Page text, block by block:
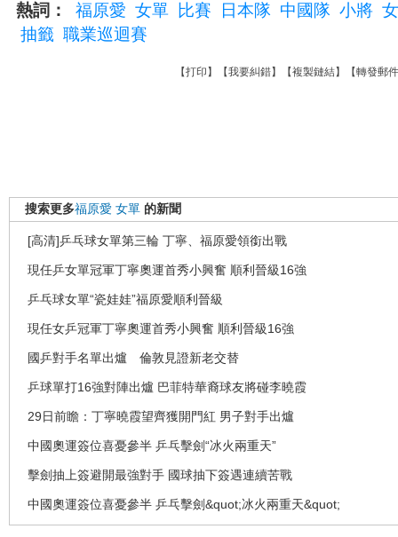
熱詞： 福原愛 女單 比賽 日本隊 中國隊 小將
抽籤 職業巡迴賽
【打印 】【我要糾錯】【複製鏈結】【轉發郵件
搜索更多福原愛 女單 的新聞
[高清]乒乓球女單第三輪 丁寧、福原愛領銜出戰
現任乒女單冠軍丁寧奧運首秀小興奮 順利晉級16強
乒乓球女單“瓷娃娃”福原愛順利晉級
現任女乒冠軍丁寧奧運首秀小興奮 順利晉級16強
國乒對手名單出爐 倫敦見證新老交替
乒球單打16強對陣出爐 巴菲特華裔球友將碰李曉霞
29日前瞻：丁寧曉霞望齊獲開門紅 男子對手出爐
中國奧運簽位喜憂參半 乒乓擊劍“冰火兩重天”
擊劍抽上簽避開最強對手 國球抽下簽遇連續苦戰
中國奧運簽位喜憂參半 乒乓擊劍&quot;冰火兩重天&quot;